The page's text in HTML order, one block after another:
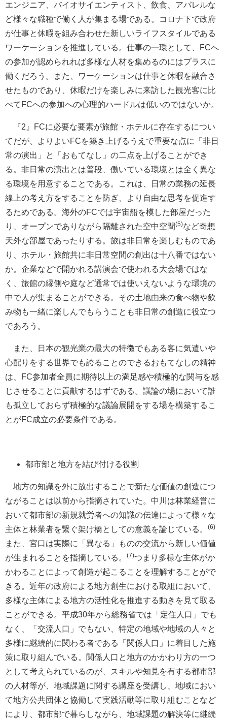
エンジニア、バイオサイエンティスト、飲食、アパレルな
ど様々な職種で働く人が集まる場である。コロナ下で政府
が仕事と休暇を組み合わせた新しいライフスタイルである
ワーケーションを推進している。仕事の一環として、FCへ
の参加が認められれば多様な人材を集めるのにはプラスに
働くだろう。また、ワーケーションは仕事と休暇を融合さ
せたものであり、休暇だけを楽しみに来訪した観光客に比
べてFCへの参加への心理的ハードルは低いのではないか。
『2』FCに必要な要素が旅館・ホテルに存在するについ
てだが、よりよいFCを築き上げるうえで重要な点に「非日
常の演出」と「おもてなし」の二点を上げることができ
る。非日常の演出とは普段、働いている環境とは全く異な
る環境を用意することである。これは、日常の業務の延長
線上の考え方をすることを防ぎ、より自由な思考を促進す
るためである。海外のFCでは宇宙船を模した部屋だった
り、オープンでありながら隔離された空中空間(5)など奇想
天外な部屋であったりする。旅は非日常を楽しむものであ
り、ホテル・旅館共に非日常空間の創出は十八番ではない
か。企業などで開かれる講演会で使われる大会場ではな
く、旅館の縁側や庭など通常では使いえないような環境の
中で人が集まることができる。その土地由来の食べ物や飲
み物も一緒に楽しんでもらうことも非日常の創造に役立つ
であろう。
また、日本の観光業の最大の特徴でもある客に気遣いや
心配りをする世界でも誇ることのできるおもてなしの精神
は、FC参加者全員に期待以上の満足感や積極的な関与を感
じさせることに貢献するはずである。議論の場において誰
も孤立しておらず積極的な議論展開をする場を構築するこ
とがFC成立の必要条件である。
都市部と地方を結び付ける役割
地方の知識を外に放出することで新たな価値の創造につ
ながることは以前から指摘されていた。中川は林業経営に
おいて都市部の新規就労者への知識の伝達によって様々な
主体と林業者を繋ぐ架け橋としての意義を論じている。
(6)
また、宮口は実際に「異なる」ものの交流から新しい価値
が生まれることを指摘している。
(7)つまり多様な主体がか
かわることによって創造が起こることを理解することがで
きる。近年の政府による地方創生における取組において、
多様な主体による地方の活性化を推進する動きを見て取る
ことができる。平成30年から総務省では「定住人口」でも
なく、「交流人口」でもない、特定の地域や地域の人々と
多様に継続的に関わる者である「関係人口」に着目した施
策に取り組んでいる。関係人口と地方のかかわり方の一つ
として考えられているのが、スキルや知見を有する都市部
の人材等が、地域課題に関する講座を受講し、地域におい
て地方公共団体と協働して実践活動等に取り組むことなど
により、都市部で暮らしながら、地域課題の解決等に継続